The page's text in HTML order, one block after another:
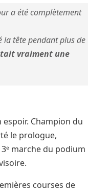
a été complètement
la tête pendant plus de
vraiment une
espoir. Champion du
le prologue,
marche du podium
courses de